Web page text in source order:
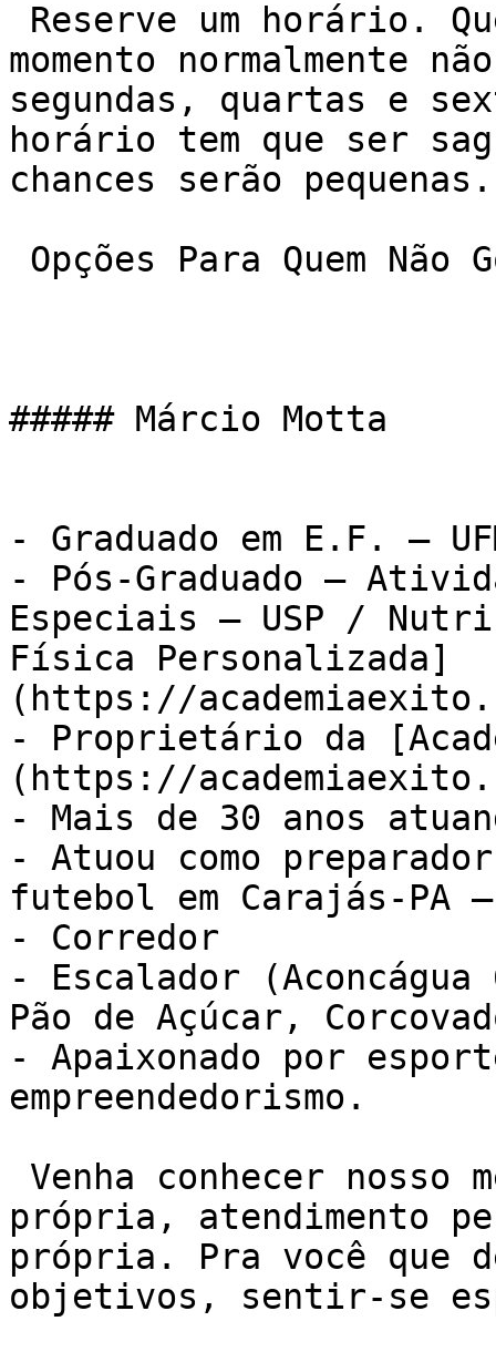
momento normalmente
segundas, quartas e
horário tem que ser
chances serão pequenas.
##### Márcio Motta
- Graduado em E.F. –
- Pós-Graduado –
Especiais – USP /
Física Personalizada]
(https://
- Proprietário da
(https://
- Mais de 30 anos
- Atuou como
futebol em Carajás-PA –
- Corredor
- Escalador
Pão de Açúcar,
- Apaixonado por
empreendedorismo.
própria, atendimento
própria. Pra você que
objetivos, sentir-se